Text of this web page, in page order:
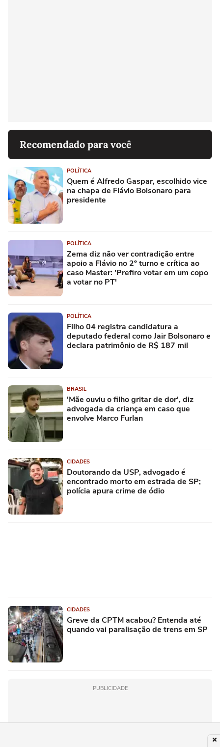
Recomendado para você
POLÍTICA
Quem é Alfredo Gaspar, escolhido vice
na chapa de Flávio Bolsonaro para
presidente
POLÍTICA
Zema diz não ver contradição entre
apoio a Flávio no 2º turno e crítica ao
caso Master: 'Prefiro votar em um copo
a votar no PT'
POLÍTICA
Filho 04 registra candidatura a
deputado federal como Jair Bolsonaro e
declara patrimônio de R$ 187 mil
BRASIL
'Mãe ouviu o filho gritar de dor', diz
advogada da criança em caso que
envolve Marco Furlan
CIDADES
Doutorando da USP, advogado é
encontrado morto em estrada de SP;
polícia apura crime de ódio
CIDADES
Greve da CPTM acabou? Entenda até
quando vai paralisação de trens em SP
PUBLICIDADE